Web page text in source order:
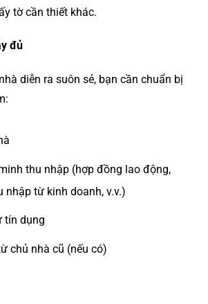
tờ cần thiết khác.
đủ
diễn ra suôn sẻ, bạn cần chuẩn bị
thu nhập (hợp đồng lao động,
nhập từ kinh doanh, v.v.)
tín dụng
chủ nhà cũ (nếu có)